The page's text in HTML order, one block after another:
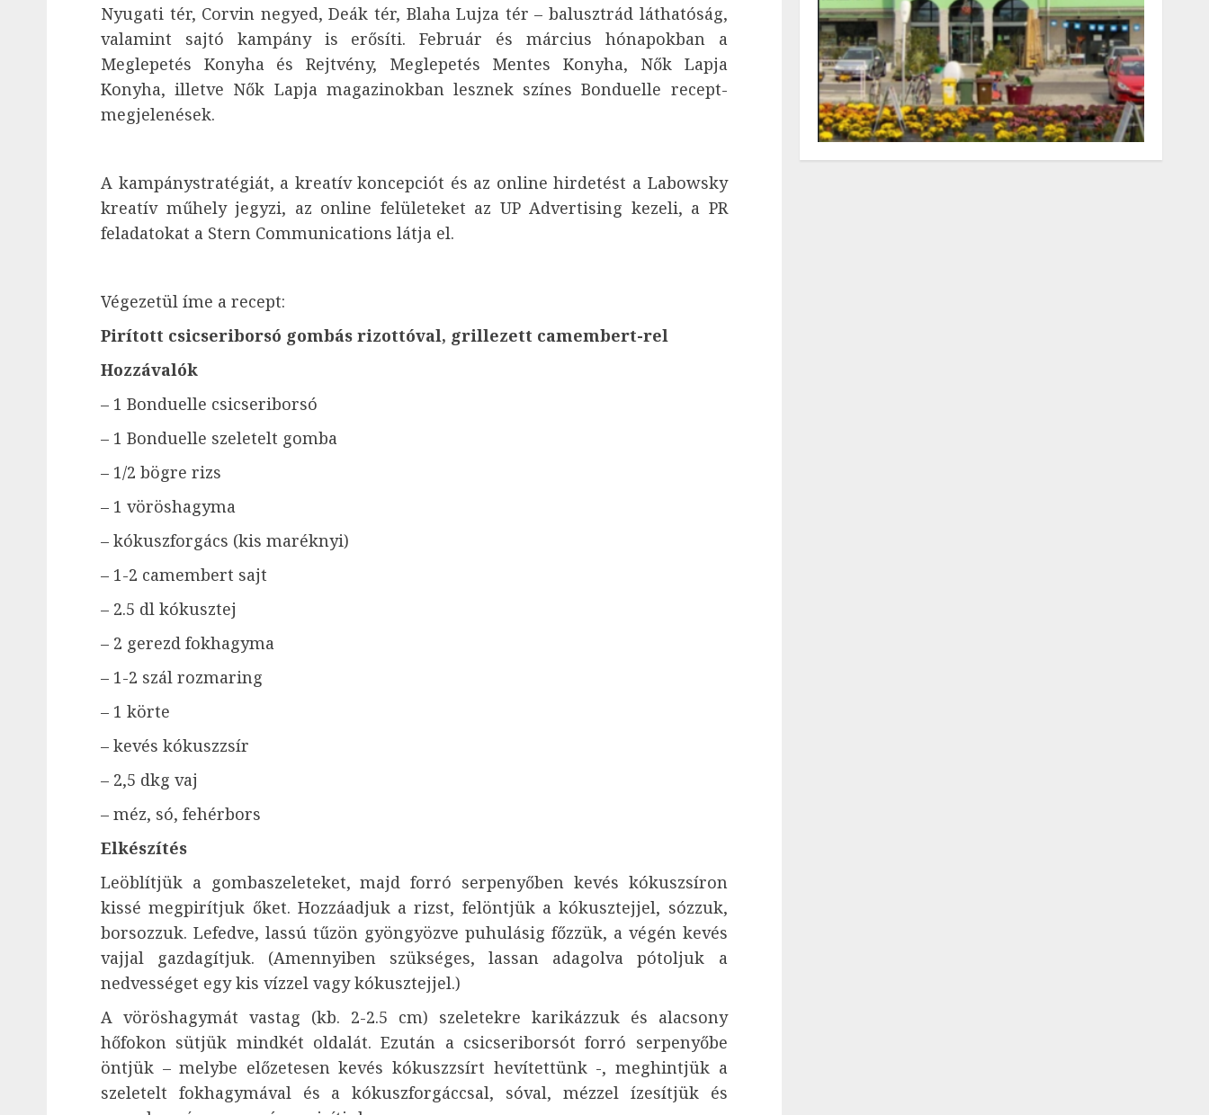
Nyugati tér, Corvin negyed, Deák tér, Blaha Lujza tér – balusztrád láthatóság,
valamint sajtó kampány is erősíti. Február és március hónapokban a
Meglepetés Konyha és Rejtvény, Meglepetés Mentes Konyha, Nők Lapja
Konyha, illetve Nők Lapja magazinokban lesznek színes Bonduelle recept-
megjelenések.
A kampánystratégiát, a kreatív koncepciót és az online hirdetést a Labowsky
kreatív műhely jegyzi, az online felületeket az UP Advertising kezeli, a PR
feladatokat a Stern Communications látja el.
Végezetül íme a recept:
Pirított csicseriborsó gombás rizottóval, grillezett camembert-rel
Hozzávalók
– 1 Bonduelle csicseriborsó
– 1 Bonduelle szeletelt gomba
– 1/2 bögre rizs
– 1 vöröshagyma
– kókuszforgács (kis maréknyi)
– 1-2 camembert sajt
– 2.5 dl kókusztej
– 2 gerezd fokhagyma
– 1-2 szál rozmaring
– 1 körte
– kevés kókuszzsír
– 2,5 dkg vaj
– méz, só, fehérbors
Elkészítés
Leöblítjük a gombaszeleteket, majd forró serpenyőben kevés kókuszsíron
kissé megpirítjuk őket. Hozzáadjuk a rizst, felöntjük a kókusztejjel, sózzuk,
borsozzuk. Lefedve, lassú tűzön gyöngyözve puhulásig főzzük, a végén kevés
vajjal gazdagítjuk. (Amennyiben szükséges, lassan adagolva pótoljuk a
nedvességet egy kis vízzel vagy kókusztejjel.)
A vöröshagymát vastag (kb. 2-2.5 cm) szeletekre karikázzuk és alacsony
hőfokon sütjük mindkét oldalát. Ezután a csicseriborsót forró serpenyőbe
öntjük – melybe előzetesen kevés kókuszzsírt hevítettünk -, meghintjük a
szeletelt fokhagymával és a kókuszforgáccsal, sóval, mézzel ízesítjük és